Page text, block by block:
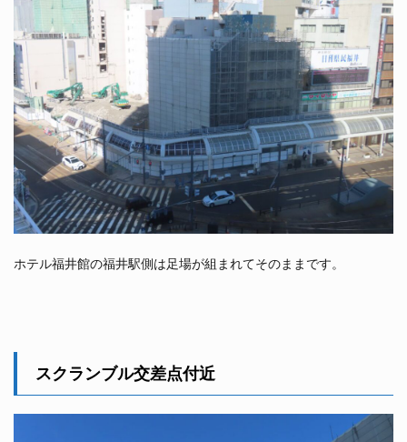
ホテル福井館の福井駅側は足場が組まれてそのままです。
スクランブル交差点付近